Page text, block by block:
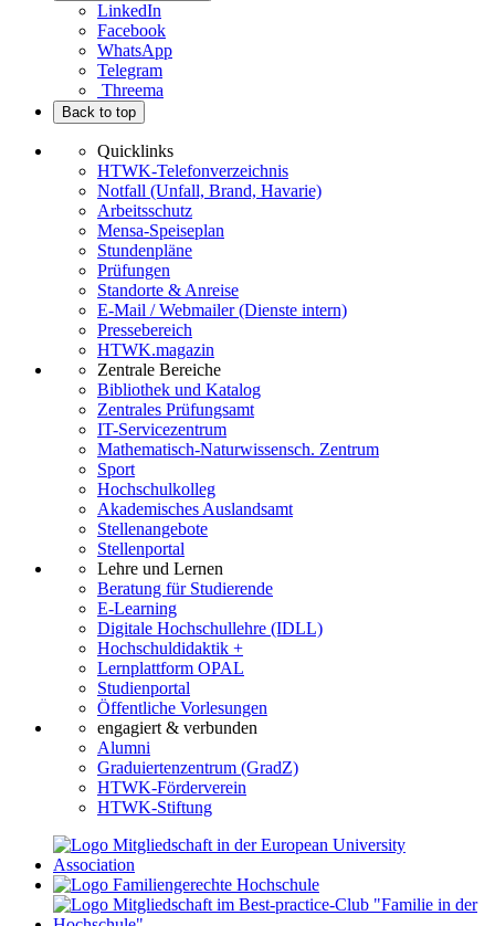
LinkedIn
Facebook
WhatsApp
Telegram
Threema
Back to top
Quicklinks
HTWK-Telefonverzeichnis
Notfall (Unfall, Brand, Havarie)
Arbeitsschutz
Mensa-Speiseplan
Stundenpläne
Prüfungen
Standorte & Anreise
E-Mail / Webmailer (Dienste intern)
Pressebereich
HTWK.magazin
Zentrale Bereiche
Bibliothek und Katalog
Zentrales Prüfungsamt
IT-Servicezentrum
Mathematisch-Naturwissensch. Zentrum
Sport
Hochschulkolleg
Akademisches Auslandsamt
Stellenangebote
Stellenportal
Lehre und Lernen
Beratung für Studierende
E-Learning
Digitale Hochschullehre (IDLL)
Hochschuldidaktik +
Lernplattform OPAL
Studienportal
Öffentliche Vorlesungen
engagiert & verbunden
Alumni
Graduiertenzentrum (GradZ)
HTWK-Förderverein
HTWK-Stiftung